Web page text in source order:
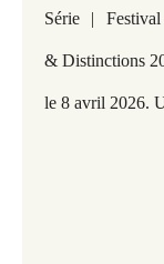
Série |
& Distinctions
le 8 avril 2026.